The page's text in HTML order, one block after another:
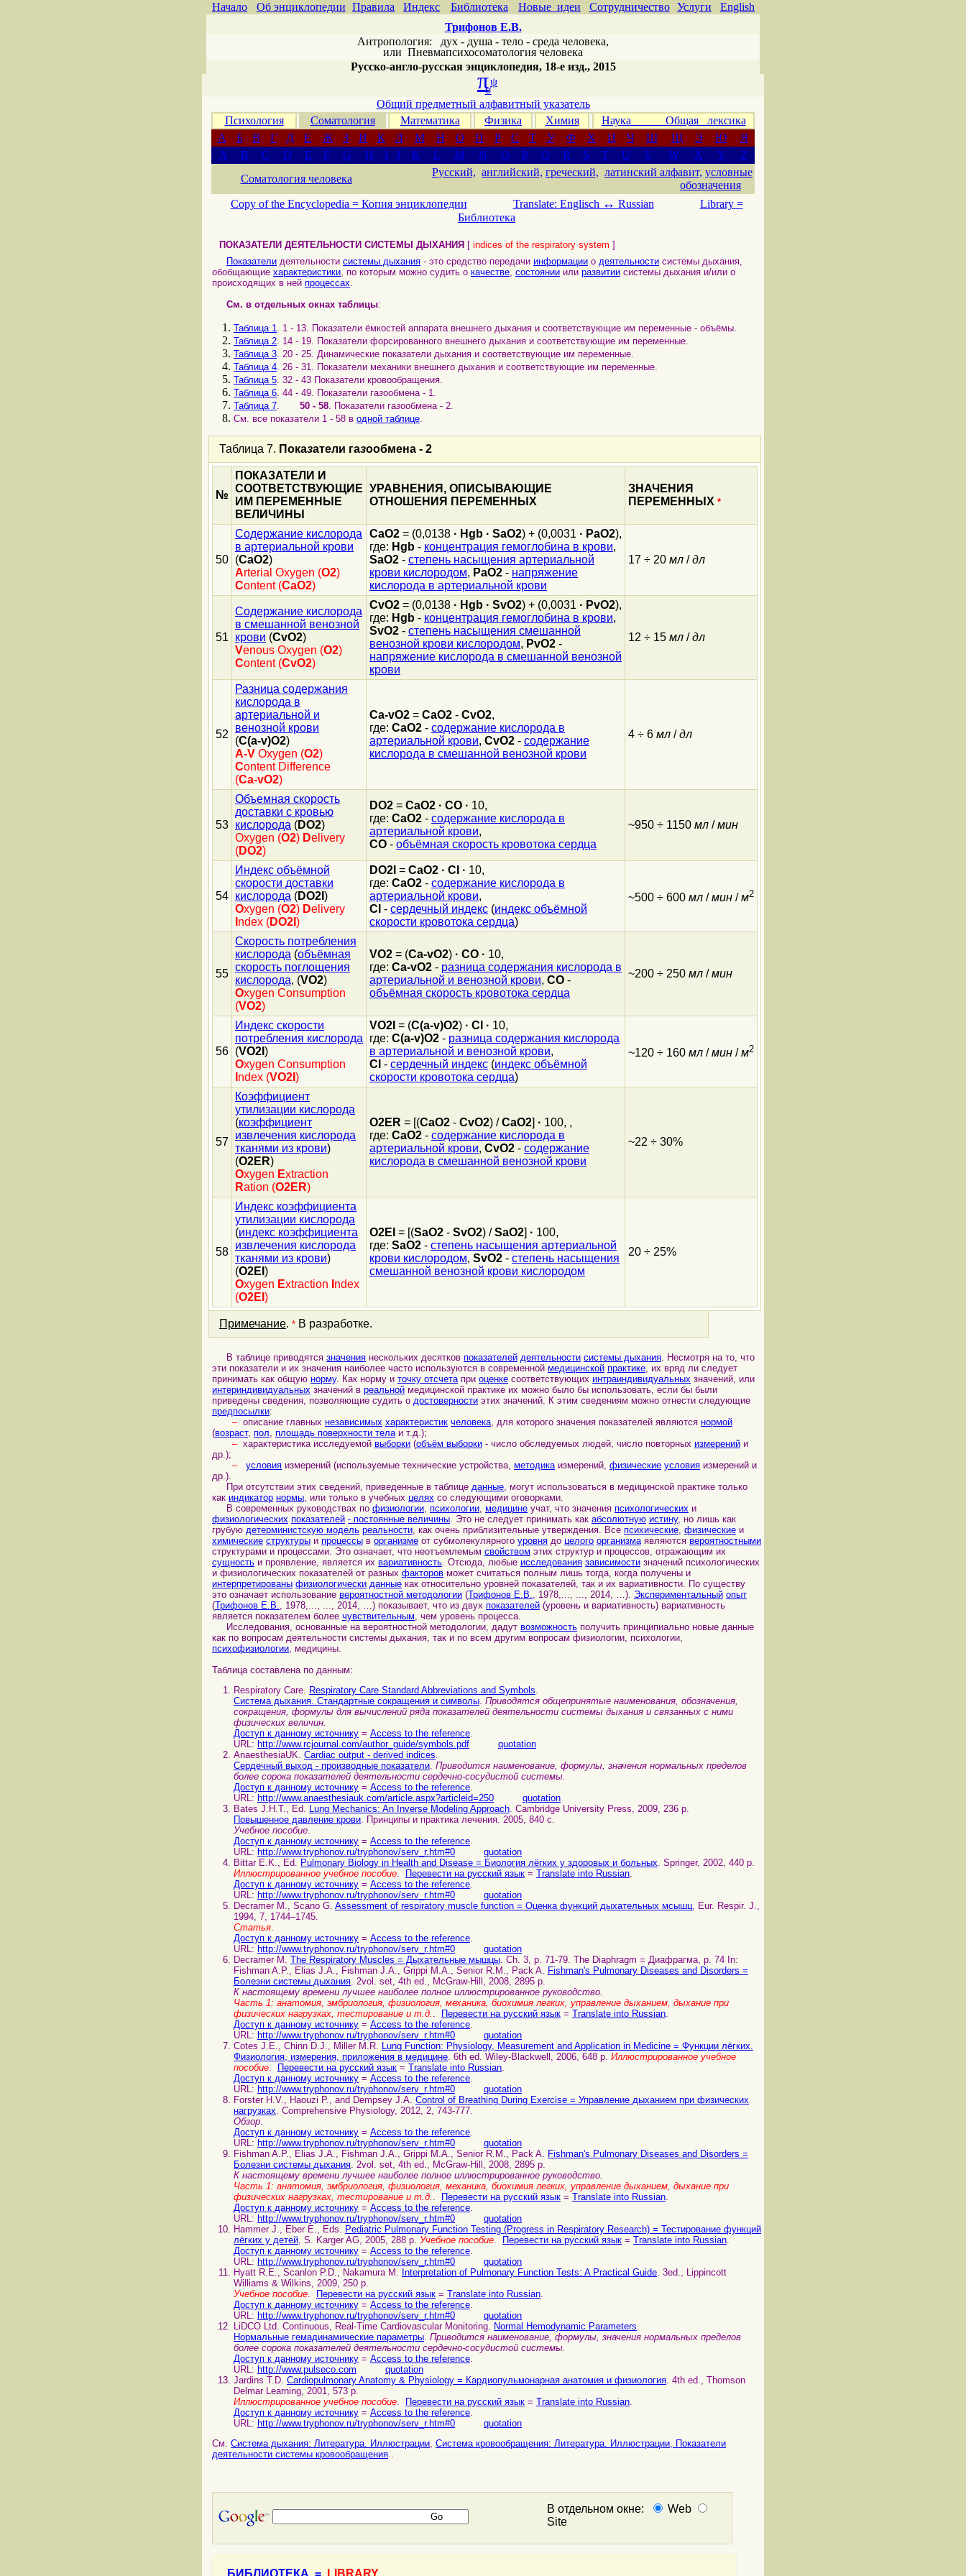
Начало Об энциклопедии Правила Индекс Библиотека Новые идеи Сотрудничество Услуги
English
Трифонов Е.В.
Антропология: дух - душа - тело - среда человека,
или Пневмапсихосоматология человека
Русско-англо-русская энциклопедия, 18-е изд., 2015
πψ
σ
Общий предметный алфавитный указатель
Психология
Соматология Математика Физика Химия
Наука Общая лексика
А
Б В Г Д Е Ж З И К Л М Н О П Р С Т У Ф Х Ц Ч Ш Щ Э Ю
Я
A
B C D E F G H I J K L M N O P Q R S T U V W X Y
Z
Соматология человека
Русский, английский, греческий, латинский алфавит, условные
обозначения
Copy of the Encyclopedia = Копия энциклопедии Translate: Englisch ↔ Russian
Library =
Библиотека
ПОКАЗАТЕЛИ ДЕЯТЕЛЬНОСТИ СИСТЕМЫ ДЫХАНИЯ [ indices of the respiratory system ]
Показатели деятельности системы дыхания - это средство передачи информации о деятельности системы дыхания,
обобщающие характеристики, по которым можно судить о качестве, состоянии или развитии системы дыхания и/или о
происходящих в ней процессах.
См. в отдельных окнах таблицы:
Таблица 1. 1 - 13. Показатели ёмкостей аппарата внешнего дыхания и соответствующие им переменные - объёмы.
Таблица 2. 14 - 19. Показатели форсированного внешнего дыхания и соответствующие им переменные.
Таблица 3. 20 - 25. Динамические показатели дыхания и соответствующие им переменные.
Таблица 4. 26 - 31. Показатели механики внешнего дыхания и соответствующие им переменные.
Таблица 5. 32 - 43 Показатели кровообращения.
Таблица 6. 44 - 49. Показатели газообмена - 1.
Таблица 7. 50 - 58. Показатели газообмена - 2.
См. все показатели 1 - 58 в одной таблице.
Таблица 7. Показатели газообмена - 2
№
ПОКАЗАТЕЛИ И
СООТВЕТСТВУЮЩИЕ
ИМ ПЕРЕМЕННЫЕ
ВЕЛИЧИНЫ
УРАВНЕНИЯ, ОПИСЫВАЮЩИЕ
ОТНОШЕНИЯ ПЕРЕМЕННЫХ
ЗНАЧЕНИЯ
ПЕРЕМЕННЫХ *
50
Содержание кислорода
в артериальной крови
(CaO2)
Arterial Oxygen (O2)
Content (CaO2)
CaO2 = (0,0138 · Hgb · SaO2) + (0,0031 · PaO2),
где: Hgb - концентрация гемоглобина в крови,
SaO2 - степень насыщения артериальной
крови кислородом, PaO2 - напряжение
кислорода в артериальной крови
17 ÷ 20 мл /дл
51
Содержание кислорода
в смешанной венозной
крови (CvO2)
Venous Oxygen (O2)
Content (CvO2)
CvO2 = (0,0138 · Hgb · SvO2) + (0,0031 · PvO2),
где: Hgb - концентрация гемоглобина в крови,
SvO2 - степень насыщения смешанной
венозной крови кислородом, PvO2 -
напряжение кислорода в смешанной венозной
крови
12 ÷ 15 мл /дл
52
Разница содержания
кислорода в
артериальной и
венозной крови
(C(a-v)O2)
A-V Oxygen (О2)
Content Difference
(Ca-vO2)
Ca-vO2 = CaO2 - CvO2,
где: CaO2 - содержание кислорода в
артериальной крови, CvO2 - содержание
кислорода в смешанной венозной крови
4 ÷ 6 мл /дл
53
Объемная скорость
доставки с кровью
кислорода (DO2)
Oxygen (O2) Delivery
(DO2)
DO2 = CaO2 · CO · 10,
где: CaO2 - содержание кислорода в
артериальной крови,
CO - объёмная скорость кровотока сердца
~950 ÷ 1150 мл /мин
54
Индекс объёмной
скорости доставки
кислорода (DO2I )
Oxygen (О2) Delivery
ndex (DO2I )
DO2I = CaO2 · CI · 10,
где: CaO2 - содержание кислорода в
артериальной крови,
CI - сердечный индекс (индекс объёмной
скорости кровотока сердца)
~500 ÷ 600 мл /мин /м2
55
Скорость потребления
кислорода (объёмная
скорость поглощения
кислорода, (VO2)
Oxygen Consumption
(VO2)
VO2 = (Ca-vO2) · CO · 10,
где: Ca-vO2 - разница содержания кислорода в
артериальной и венозной крови, CO -
объёмная скорость кровотока сердца
~200 ÷ 250 мл /мин
56
Индекс скорости
потребления кислорода
(VO2I )
Oxygen Consumption
ndex (VO2I )
VO2I = (C(a-v)O2) · CI · 10,
где: C(a-v)O2 - разница содержания кислорода
в артериальной и венозной крови,
CI - сердечный индекс (индекс объёмной
скорости кровотока сердца)
~120 ÷ 160 мл /мин /м2
57
Коэффициент
утилизации кислорода
(коэффициент
извлечения кислорода
тканями из крови)
(O2ER)
Oxygen Extraction
Ration (O2ER)
O2ER = [(CaO2 - CvO2) /CaO2] · 100, ,
где: CaO2 - содержание кислорода в
артериальной крови, CvO2 - содержание
кислорода в смешанной венозной крови
~22 ÷ 30%
58
Индекс коэффициента
утилизации кислорода
(индекс коэффициента
извлечения кислорода
тканями из крови)
(O2EI )
Oxygen Extraction ndex
(O2EI )
O2EI = [(SaO2 - SvO2) /SaO2] · 100,
где: SaO2 - степень насыщения артериальной
крови кислородом, SvO2 - степень насыщения
смешанной венозной крови кислородом
20 ÷ 25%
Примечание. * В разработке.
В таблице приводятся значения нескольких десятков показателей деятельности системы дыхания. Несмотря на то, что
эти показатели и их значения наиболее часто используются в современной медицинской практике, их вряд ли следует
принимать как общую норму. Как норму и точку отсчетапри оценке соответствующих интраиндивидуальных значений, или
интериндивидуальных значений в реальной медицинской практике их можно было бы использовать, если бы были
приведены сведения, позволяющие судить о достоверности этих значений. К этим сведениям можно отнести следующие
предпосылки:
–описание главных независимых характеристик человека, для которого значения показателей являются нормой
(возраст, пол, площадь поверхности телаи т.д.);
–характеристика исследуемой выборки (объём выборки - число обследуемых людей, число повторных измерений и
др.);
–
условия измерений (используемые технические устройства, методикаизмерений, физические условия измерений и
др.).
При отсутствии этих сведений, приведенные в таблице данные, могут использоваться в медицинской практике только
как индикатор нормы, или только в учебных целях со следующими оговорками.
В современных руководствах по физиологии, психологии, медицине учат, что значения психологических и
физиологических показателей - постоянные величины. Это не следует принимать как абсолютную истину, но лишь как
грубую детерминистскую модель реальности, как очень приблизительные утверждения. Все психические, физические и
химические структуры и процессы в организме от субмолекулярного уровня до целого организмаявляются вероятностными
структурами и процессами. Это означает, что неотъемлемым свойством этих структур и процессов, отражающим их
сущность и проявление, является их вариативность. Отсюда, любые исследования зависимости значений психологических
и физиологических показателей от разных факторов может считаться полным лишь тогда, когда получены и
интерпретированы физиологически данные как относительно уровней показателей, так и их вариативности. По существу
это означает использование вероятностной методологии (Трифонов Е.В., 1978,..., ..., 2014, …). Экспериментальный опыт
(Трифонов Е.В., 1978,..., ..., 2014, …) показывает, что из двух показателей (уровень и вариативность) вариативность
является показателем более чувствительным, чем уровень процесса.
Исследования, основанные на вероятностной методологии, дадут возможность получить принципиально новые данные
как по вопросам деятельности системы дыхания, так и по всем другим вопросам физиологии, психологии,
психофизиологии, медицины.
Таблица составлена по данным:
Respiratory Care. Respiratory Care Standard Abbreviations and Symbols.
Система дыхания. Стандартные сокращения и символы. Приводятся общепринятые наименования, обозначения,
сокращения, формулы для вычислений ряда показателей деятельности системы дыхания и связанных с ними
физических величин.
Доступ к данному источнику = Access to the reference.
URL: http://www.rcjournal.com/author_guide/symbols.pdf
quotation
AnaesthesiaUK. Cardiac output - derived indices.
Сердечный выход - производные показатели. Приводится наименование, формулы, значения нормальных пределов
более сорока показателей деятельности сердечно-сосудистой системы.
Доступ к данному источнику = Access to the reference.
URL: http://www.anaesthesiauk.com/article.aspx?articleid=250
quotation
Bates J.H.T., Ed. Lung Mechanics: An Inverse Modeling Approach. Cambridge University Press, 2009, 236 p.
Повышенное давление крови. Принципы и практика лечения. 2005, 840 с.
Учебное пособие.
Доступ к данному источнику = Access to the reference.
URL: http://www.tryphonov.ru/tryphonov/serv_r.htm#0
quotation
Bittar E.K., Ed. Pulmonary Biology in Health and Disease = Биология лёгких у здоровых и больных. Springer, 2002, 440 p.
Иллюстрированное учебное пособие. Перевести на русский язык = Translate into Russian.
Доступ к данному источнику = Access to the reference.
URL: http://www.tryphonov.ru/tryphonov/serv_r.htm#0
quotation
Decramer M., Scano G. Assessment of respiratory muscle function = Оценка функций дыхательных мсышц, Eur. Respir. J.,
1994, 7, 1744–1745.
Статья.
Доступ к данному источнику = Access to the reference.
URL: http://www.tryphonov.ru/tryphonov/serv_r.htm#0
quotation
Decramer M. The Respiratory Muscles = Дыхательные мышцы. Ch. 3, p. 71-79. The Diaphragm = Диафрагма, p. 74 In:
Fishman A.P., Elias J.A., Fishman J.A., Grippi M.A., Senior R.M., Pack A. Fishman's Pulmonary Diseases and Disorders =
Болезни системы дыхания. 2vol. set, 4th ed., McGraw-Hill, 2008, 2895 p.
К настоящему времени лучшее наиболее полное иллюстрированное руководство.
Часть 1: анатомия, эмбриология, физиология, механика, биохимия легких, управление дыханием, дыхание при
физических нагрузках, тестирование и т.д. . Перевести на русский язык = Translate into Russian.
Доступ к данному источнику = Access to the reference.
URL: http://www.tryphonov.ru/tryphonov/serv_r.htm#0
quotation
Cotes J.E., Chinn D.J., Miller M.R. Lung Function: Physiology, Measurement and Application in Medicine = Функции лёгких.
Физиология, измерения, приложения в медицине. 6th ed. Wiley-Blackwell, 2006, 648 p. Иллюстрированное учебное
пособие. Перевести на русский язык = Translate into Russian.
Доступ к данному источнику = Access to the reference.
URL: http://www.tryphonov.ru/tryphonov/serv_r.htm#0
quotation
Forster H.V., Haouzi P., and Dempsey J.A. Control of Breathing During Exercise = Управление дыханием при физических
нагрузках. Comprehensive Physiology, 2012, 2, 743-777.
Обзор.
Доступ к данному источнику = Access to the reference.
URL: http://www.tryphonov.ru/tryphonov/serv_r.htm#0
quotation
Fishman A.P., Elias J.A., Fishman J.A., Grippi M.A., Senior R.M., Pack A. Fishman's Pulmonary Diseases and Disorders =
Болезни системы дыхания. 2vol. set, 4th ed., McGraw-Hill, 2008, 2895 p.
К настоящему времени лучшее наиболее полное иллюстрированное руководство.
Часть 1: анатомия, эмбриология, физиология, механика, биохимия легких, управление дыханием, дыхание при
физических нагрузках, тестирование и т.д. . Перевести на русский язык = Translate into Russian.
Доступ к данному источнику = Access to the reference.
URL: http://www.tryphonov.ru/tryphonov/serv_r.htm#0
quotation
Hammer J., Eber E., Eds. Pediatric Pulmonary Function Testing (Progress in Respiratory Research) = Тестирование функций
лёгких у детей, S. Karger AG, 2005, 288 p. Учебное пособие. Перевести на русский язык = Translate into Russian.
Доступ к данному источнику = Access to the reference.
URL: http://www.tryphonov.ru/tryphonov/serv_r.htm#0
quotation
Hyatt R.E., Scanlon P.D., Nakamura M. Interpretation of Pulmonary Function Tests: A Practical Guide. 3ed., Lippincott
Williams & Wilkins, 2009, 250 p.
Учебное пособие. Перевести на русский язык = Translate into Russian.
Доступ к данному источнику = Access to the reference.
URL: http://www.tryphonov.ru/tryphonov/serv_r.htm#0
quotation
LiDCO Ltd. Continuous, Real-Time Cardiovascular Monitoring. Normal Hemodynamic Parameters.
Нормальные гемадинамические параметры. Приводится наименование, формулы, значения нормальных пределов
более сорока показателей деятельности сердечно-сосудистой системы.
Доступ к данному источнику = Access to the reference.
URL: http://www.pulseco.com
quotation
Jardins T.D. Cardiopulmonary Anatomy & Physiology = Кардиопульмонарная анатомия и физиология. 4th ed., Thomson
Delmar Learning, 2001, 573 p.
Иллюстрированное учебное пособие. Перевести на русский язык = Translate into Russian.
Доступ к данному источнику = Access to the reference.
URL: http://www.tryphonov.ru/tryphonov/serv_r.htm#0
quotation
См. Система дыхания: Литература. Иллюстрации, Система кровообращения: Литература. Иллюстрации, Показатели
деятельности системы кровообращения..
В отдельном окне:
Web
Site
БИБЛИОТЕКА = LIBRARY